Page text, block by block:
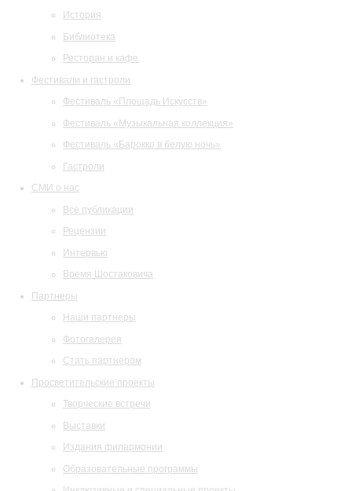
История
Библиотека
Ресторан и кафе
Фестивали и гастроли
Фестиваль «Площадь Искусств»
Фестиваль «Музыкальная коллекция»
Фестиваль «Барокко в белую ночь»
Гастроли
СМИ о нас
Все публикации
Рецензии
Интервью
Время Шостаковича
Партнеры
Наши партнеры
Фотогалерея
Стать партнером
Просветительские проекты
Творческие встречи
Выставки
Издания филармонии
Образовательные программы